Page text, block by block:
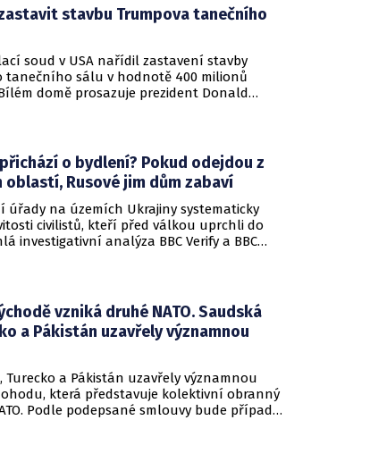
stavbu Trumpova tanečního
soud v USA nařídil zastavení stavby
tanečního sálu v hodnotě 400 milionů
domě prosazuje prezident Donald
o bydlení? Pokud odejdou z
oblastí, Rusové jim dům zabaví
úřady na územích Ukrajiny systematicky
civilistů, kteří před válkou uprchli do
investigativní analýza BBC Verify a BBC
vzniká druhé NATO. Saudská
a Pákistán uzavřely významnou
Turecko a Pákistán uzavřely významnou
která představuje kolektivní obranný
Podle podepsané smlouvy bude případný